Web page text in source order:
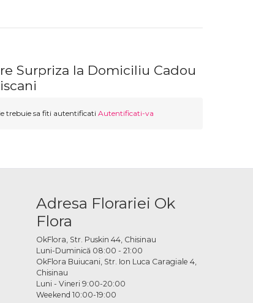
Surpriza la Domiciliu Cadou
trebuie sa fiti autentificati Autentificati-va
Adresa Florariei Ok
Flora
OkFlora, Str. Puskin 44, Chisinau
Luni-Duminică 08:00 - 21:00
OkFlora Buiucani, Str. Ion Luca Caragiale 4,
Chisinau
Luni - Vineri 9:00-20:00
Weekend 10:00-19:00